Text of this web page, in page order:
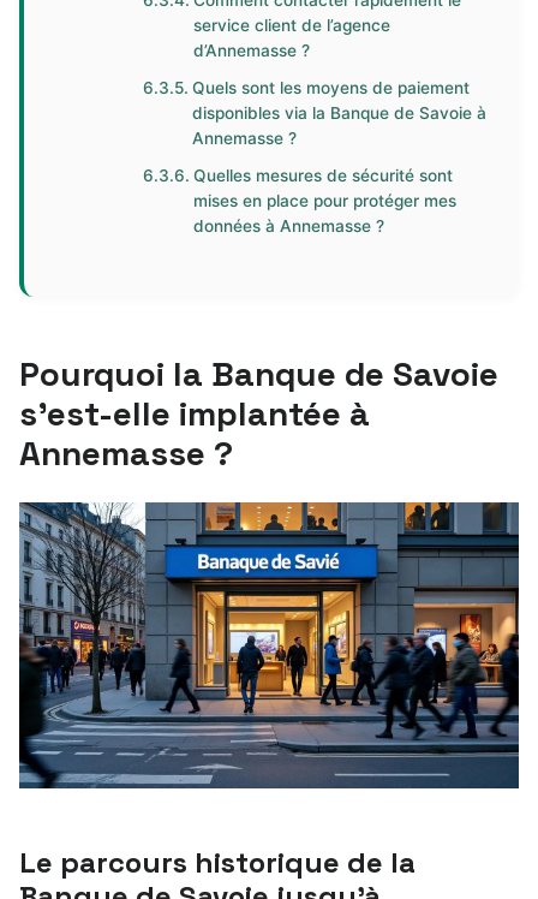
service client de l’agence
d’Annemasse ?
Quels sont les moyens de paiement
disponibles via la Banque de Savoie à
Annemasse ?
Quelles mesures de sécurité sont
mises en place pour protéger mes
données à Annemasse ?
Pourquoi la Banque de Savoie
s’est-elle implantée à
Annemasse ?
Le parcours historique de la